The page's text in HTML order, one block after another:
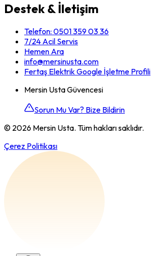
Destek & İletişim
Telefon: 0501 359 03 36
7/24 Acil Servis
Hemen Ara
info@mersinusta.com
Fertaş Elektrik Google İşletme Profili
Mersin Usta Güvencesi
Sorun Mu Var? Bize Bildirin
© 2026 Mersin Usta. Tüm hakları saklıdır.
Çerez Politikası